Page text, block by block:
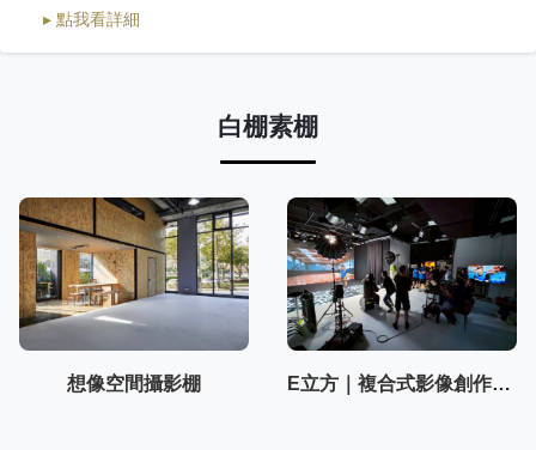
▸ 點我看詳細
白棚素棚
想像空間攝影棚 E立方｜複合式影像創作空間